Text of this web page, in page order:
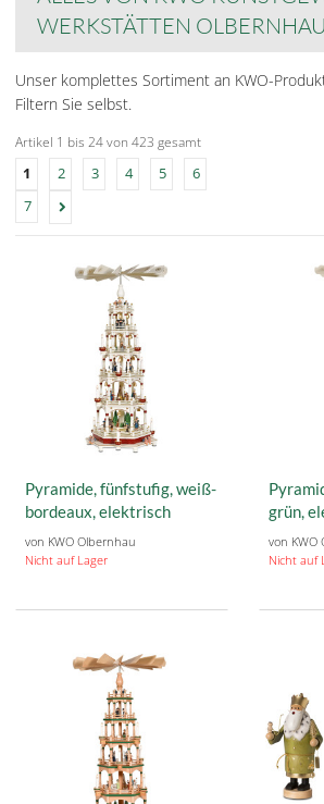
WERKSTÄTTEN OLBERNHAU
Unser komplettes Sortiment an KWO-
Filtern Sie selbst.
Artikel 1 bis 24 von 423 gesamt
1
2 3 4 5
6
7
Pyramide, fünfstufig, weiß-
bordeaux, elektrisch
von KWO Olbernhau
Nicht auf Lager
grün,
von KWO
Nicht auf